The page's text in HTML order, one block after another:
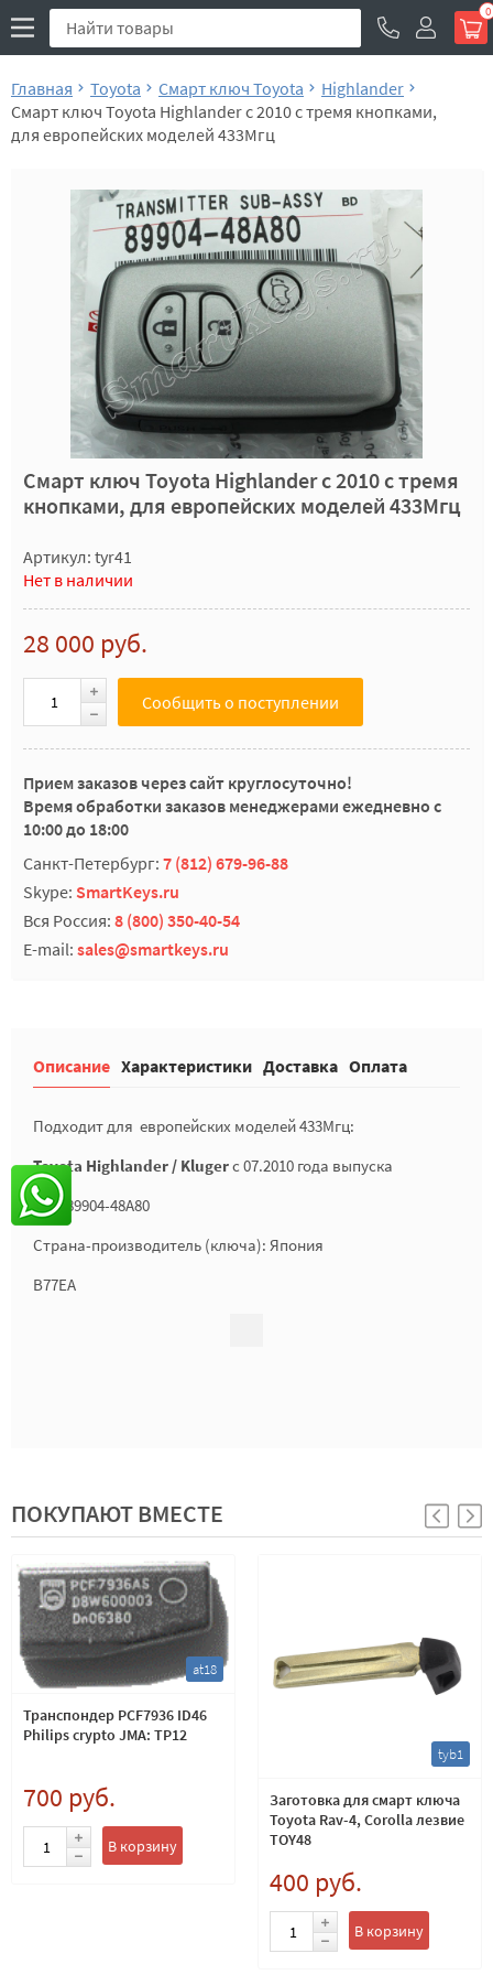
0
Главная Toyota Смарт ключ Toyota
Highlander
Смарт ключ Toyota Highlander c 2010 с тремя кнопками,
для европейских моделей 433Мгц
Смарт ключ Toyota Highlander c 2010 с тремя
кнопками, для европейских моделей 433Мгц
Артикул: tyr41
Нет в наличии
28 000 руб.
Сообщить о поступлении
Прием заказов через сайт круглосуточно!
Время обработки заказов менеджерами ежедневно с
10:00 до 18:00
Санкт-Петербург: 7 (812) 679-96-88
Skype: SmartKeys.ru
Вся Россия: 8 (800) 350-40-54
E-mail: sales@smartkeys.ru
Описание Характеристики Доставка Оплата
Подходит для европейских моделей 433Мгц:
Toyota Highlander / Klugerc 07.2010 года выпуска
P.N. 89904-48A80
Страна-производитель (ключа): Япония
B77EA
ПОКУПАЮТ ВМЕСТЕ
at18
Транспондер PCF7936 ID46
Philips crypto JMA: TP12
700 руб.
В корзину
tyb1
Заготовка для смарт ключа
Toyota Rav-4, Corolla лезвие
TOY48
400 руб.
В корзину